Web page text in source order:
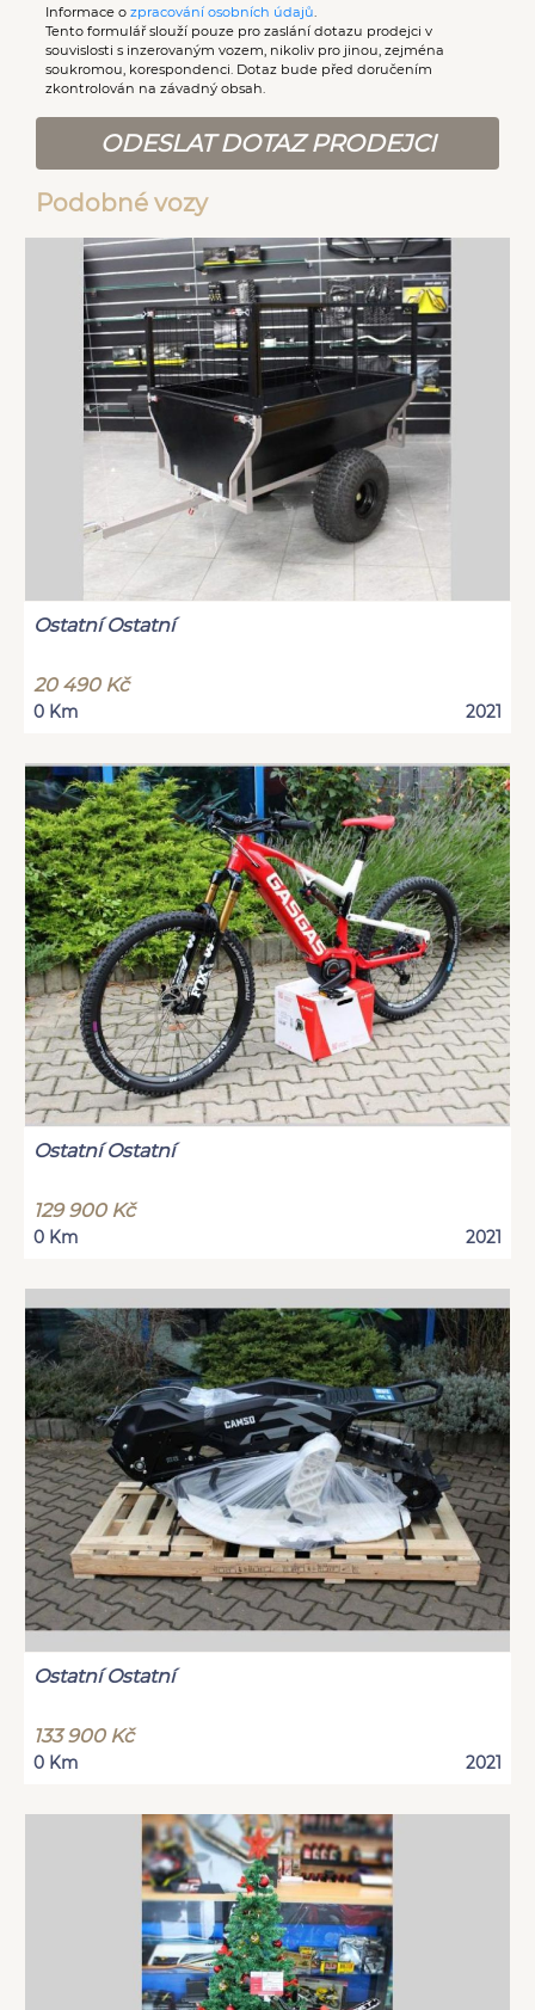
Informace o zpracování osobních údajů
Tento formulář slouží pouze pro zaslání dotazu prodejci v
souvislosti s inzerovaným vozem, nikoliv pro jinou, zejména
soukromou, korespondenci. Dotaz bude před doručením
zkontrolován na závadný obsah.
ODESLAT DOTAZ PRODEJCI
Podobné vozy
Ostatní Ostatní
20 490 Kč
0 Km 2021
Ostatní Ostatní
129 900 Kč
0 Km 2021
Ostatní Ostatní
133 900 Kč
0 Km 2021